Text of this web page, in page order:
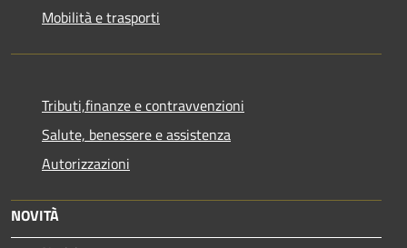
Mobilità e trasporti
Tributi,finanze e contravvenzioni
Salute, benessere e assistenza
Autorizzazioni
NOVITÀ